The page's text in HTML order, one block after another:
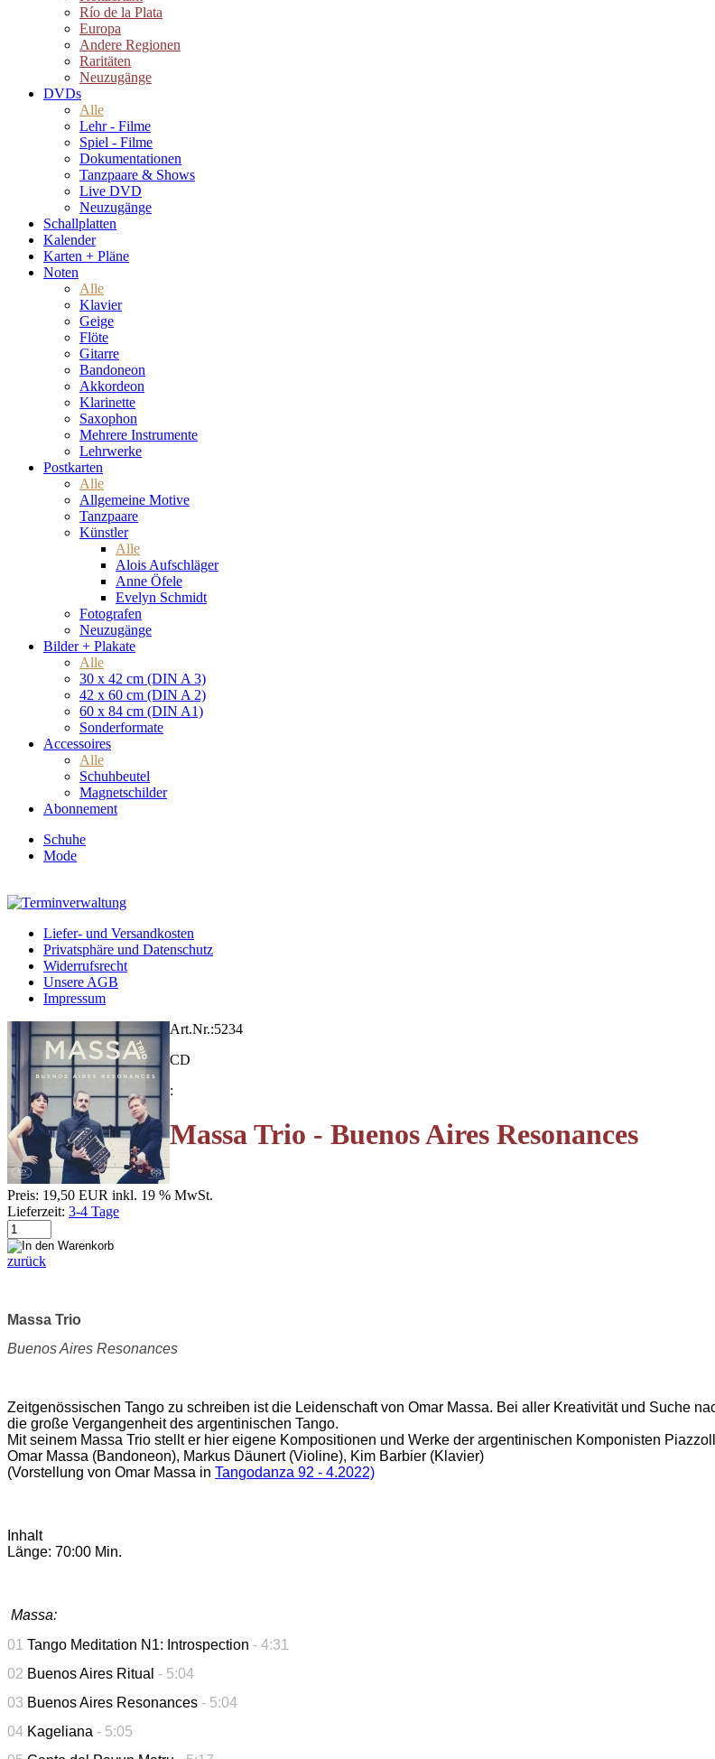
Río de la Plata
Europa
Andere Regionen
Raritäten
Neuzugänge
DVDs
Alle
Lehr - Filme
Spiel - Filme
Dokumentationen
Tanzpaare & Shows
Live DVD
Neuzugänge
Schallplatten
Kalender
Karten + Pläne
Noten
Alle
Klavier
Geige
Flöte
Gitarre
Bandoneon
Akkordeon
Klarinette
Saxophon
Mehrere Instrumente
Lehrwerke
Postkarten
Alle
Allgemeine Motive
Tanzpaare
Künstler
Alle
Alois Aufschläger
Anne Öfele
Evelyn Schmidt
Fotografen
Neuzugänge
Bilder + Plakate
Alle
30 x 42 cm (DIN A 3)
42 x 60 cm (DIN A 2)
60 x 84 cm (DIN A1)
Sonderformate
Accessoires
Alle
Schuhbeutel
Magnetschilder
Abonnement
Schuhe
Mode
Liefer- und Versandkosten
Privatsphäre und Datenschutz
Widerrufsrecht
Unsere AGB
Impressum
Art.Nr.:5234
CD
:
Massa Trio - Buenos Aires Resonances
Preis: 19,50 EUR inkl. 19 % MwSt.
Lieferzeit: 3-4 Tage
zurück
Massa Trio
Buenos Aires Resonances
Zeitgenössischen Tango zu schreiben ist die Leidenschaft von Omar Massa. Bei aller Kreativität und Suche
die große Vergangenheit des argentinischen Tango.
Mit seinem Massa Trio stellt er hier eigene Kompositionen und Werke der argentinischen Komponisten
Omar Massa (Bandoneon), Markus Däunert (Violine), Kim Barbier (Klavier)
(Vorstellung von Omar Massa in Tangodanza 92 - 4.2022)
Inhalt
Länge: 70:00 Min.
Massa:
01 Tango Meditation N1: Introspection - 4:31
02 Buenos Aires Ritual - 5:04
03 Buenos Aires Resonances - 5:04
04 Kageliana - 5:05